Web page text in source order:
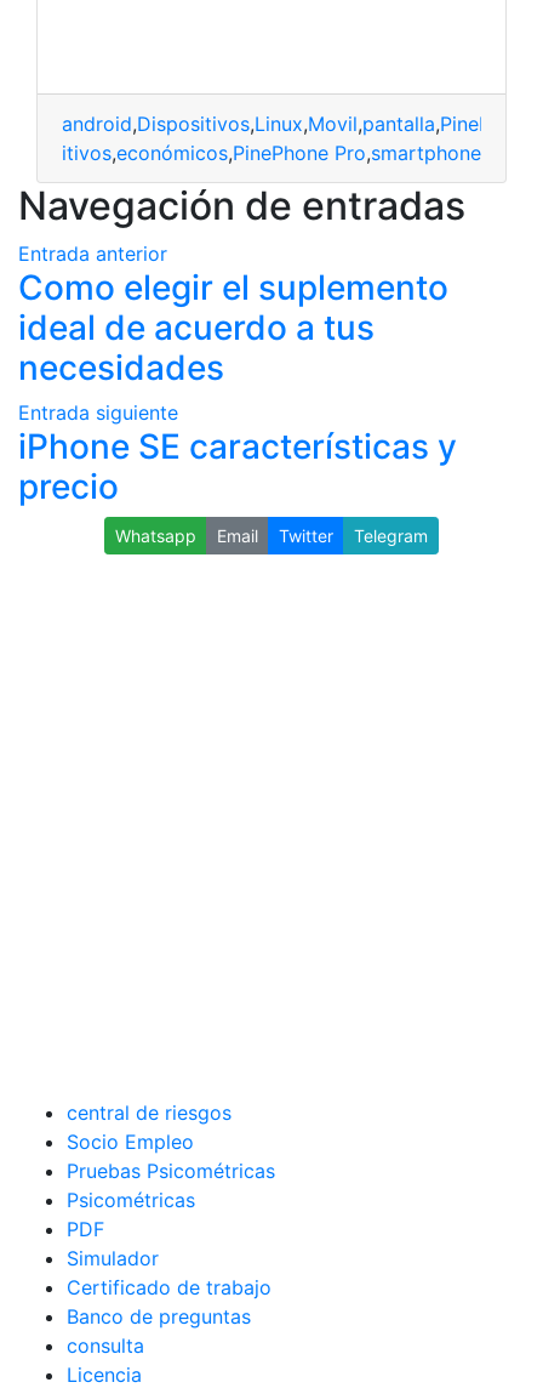
android,Dispositivos,Linux,Movil,pantalla,PinePhone
dispositivos,económicos,PinePhone Pro,smartphone
Navegación de entradas
Entrada anterior
Como elegir el suplemento
ideal de acuerdo a tus
necesidades
Entrada siguiente
iPhone SE características y
precio
Whatsapp Email Twitter Telegram
central de riesgos
Socio Empleo
Pruebas Psicométricas
Psicométricas
PDF
Simulador
Certificado de trabajo
Banco de preguntas
consulta
Licencia